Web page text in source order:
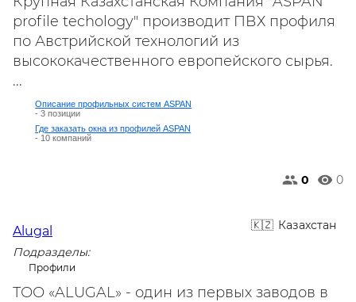
profile techology" производит ПВХ профиля
по Австрийской технологий из
высококачественного европейского сырья.
...
Описание профильных систем ASPAN
- 3 позиции
Где заказать окна из профилей ASPAN
- 10 компаний
0 0
Казахстан
Alugal
Подразделы:
Профили
ТОО «ALUGAL» - один из первых заводов в